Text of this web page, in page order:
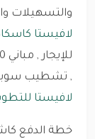
والتسهيلات
لافيستا
, تشطيب
لافيستا